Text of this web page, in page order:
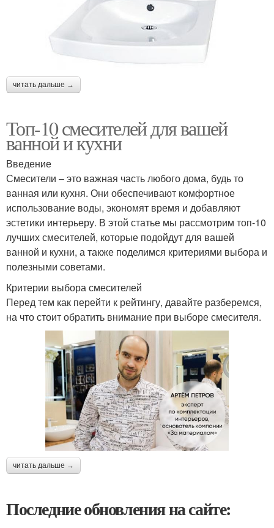
читать дальше →
Топ-10 смесителей для вашей
ванной и кухни
Введение
Смесители – это важная часть любого дома, будь то
ванная или кухня. Они обеспечивают комфортное
использование воды, экономят время и добавляют
эстетики интерьеру. В этой статье мы рассмотрим топ-10
лучших смесителей, которые подойдут для вашей
ванной и кухни, а также поделимся критериями выбора и
полезными советами.
Критерии выбора смесителей
Перед тем как перейти к рейтингу, давайте разберемся,
на что стоит обратить внимание при выборе смесителя.
читать дальше →
Последние обновления на сайте: